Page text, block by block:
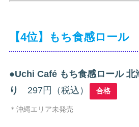
【4位】もち食感ロール
●Uchi Café もち食感ロール 北
り
297円（税込） 合格
＊沖縄エリア未発売